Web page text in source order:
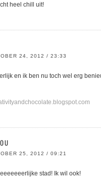
heel chill uit!
24, 2012 / 23:33
en ik ben nu toch wel erg
25, 2012 / 09:21
stad! Ik wil ook!